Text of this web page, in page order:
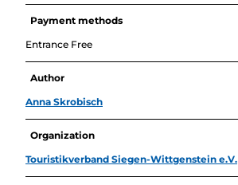
Payment methods
Entrance Free
Author
Anna Skrobisch
Organization
Touristikverband Siegen-Wittgenstein e.V.